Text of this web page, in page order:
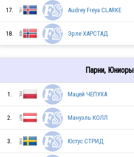
DEN
DEN
PUR
17. Audrey Freya CLARKE
18. Эрле ХАРСТАД
Парни, Юниоры
1. Мацей ЧЕПУХА
2. Мануэль КОЛЛ
3. Юстус СТРИД